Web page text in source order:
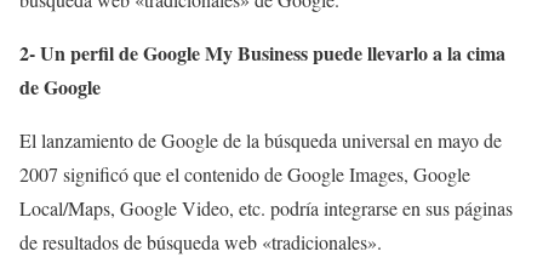
2- Un perfil de Google My Business puede llevarlo a la cima
de Google
El lanzamiento de Google de la búsqueda universal en mayo de
2007 significó que el contenido de Google Images, Google
Local/Maps, Google Video, etc. podría integrarse en sus páginas
de resultados de búsqueda web «tradicionales».